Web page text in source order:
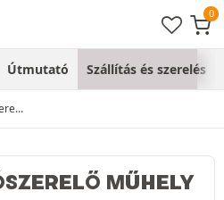
Útmutató Szállítás és szerelés
MŰHELY